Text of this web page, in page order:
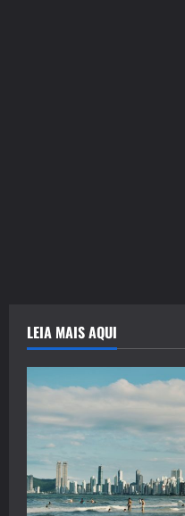
LEIA MAIS AQUI